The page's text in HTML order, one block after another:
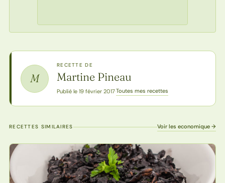
M
RECETTE DE
Martine Pineau
Publié le 19 février 2017·Toutes mes recettes
RECETTES SIMILAIRES Voir les economique →